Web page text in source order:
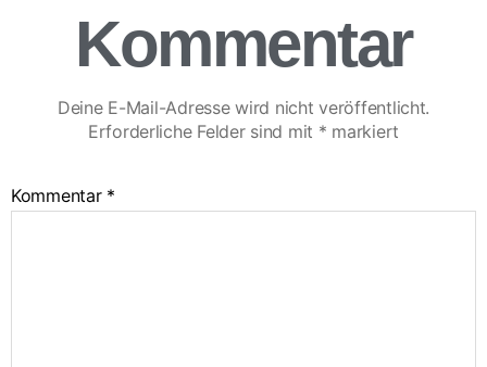
Kommentar
Deine E-Mail-Adresse wird nicht veröffentlicht.
Erforderliche Felder sind mit * markiert
Kommentar *